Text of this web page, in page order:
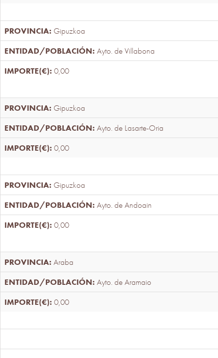
Gipuzkoa
Ayto. de Villabona
0,00
Gipuzkoa
Ayto. de Lasarte-Oria
0,00
Gipuzkoa
Ayto. de Andoain
0,00
Araba
Ayto. de Aramaio
0,00